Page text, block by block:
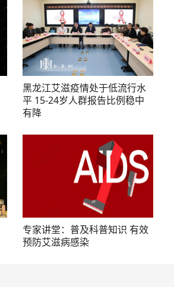
黑龙江艾滋疫情处于低流行水
平 15-24岁人群报告比例稳中
有降
专家讲堂：普及科普知识 有效
预防艾滋病感染